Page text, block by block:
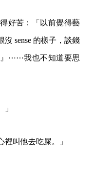
好苦：「以前覺得藝
sense 的樣子，談錢
』⋯⋯我也不知道要思
裡叫他去吃屎。」